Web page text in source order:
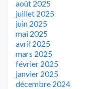
août 2025
juillet 2025
juin 2025
mai 2025
avril 2025
mars 2025
février 2025
janvier 2025
décembre 2024